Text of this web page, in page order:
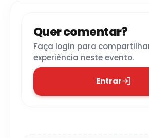
Quer comentar?
Faça login para
experiência neste evento.
Entrar